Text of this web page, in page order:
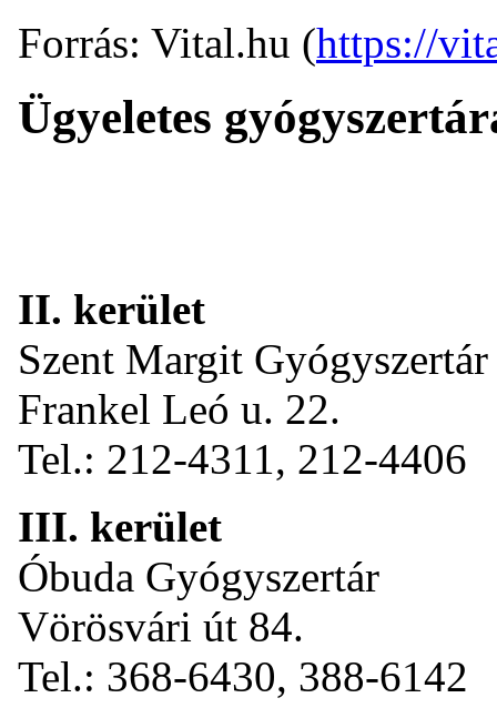
Forrás: Vital.hu (https://
Ügyeletes
II. kerület
Szent Margit Gyógyszertár
Frankel Leó u. 22.
Tel.: 212-4311, 212-4406
III. kerület
Óbuda Gyógyszertár
Vörösvári út 84.
Tel.: 368-6430, 388-6142